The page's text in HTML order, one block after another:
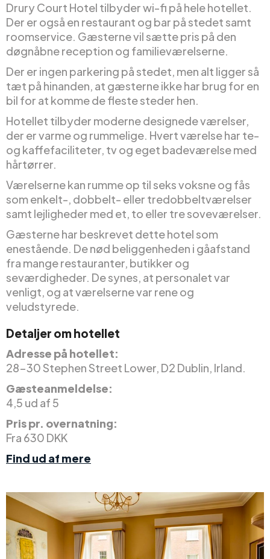
Drury Court Hotel tilbyder wi-fi på hele hotellet.
Der er også en restaurant og bar på stedet samt
roomservice. Gæsterne vil sætte pris på den
døgnåbne reception og familieværelserne.
Der er ingen parkering på stedet, men alt ligger så
tæt på hinanden, at gæsterne ikke har brug for en
bil for at komme de fleste steder hen.
Hotellet tilbyder moderne designede værelser,
der er varme og rummelige. Hvert værelse har te-
og kaffefaciliteter, tv og eget badeværelse med
hårtørrer.
Værelserne kan rumme op til seks voksne og fås
som enkelt-, dobbelt- eller tredobbeltværelser
samt lejligheder med et, to eller tre soveværelser.
Gæsterne har beskrevet dette hotel som
enestående. De nød beliggenheden i gåafstand
fra mange restauranter, butikker og
seværdigheder. De synes, at personalet var
venligt, og at værelserne var rene og
veludstyrede.
Detaljer om hotellet
Adresse på hotellet:
28-30 Stephen Street Lower, D2 Dublin, Irland.
Gæsteanmeldelse:
4,5 ud af 5
Pris pr. overnatning:
Fra 630 DKK
Find ud af mere